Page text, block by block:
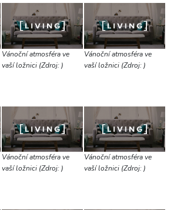
Vánoční atmosféra ve
vaší ložnici (Zdroj: )
Vánoční atmosféra ve
vaší ložnici (Zdroj: )
Vánoční atmosféra ve
vaší ložnici (Zdroj: )
Vánoční atmosféra ve
vaší ložnici (Zdroj: )